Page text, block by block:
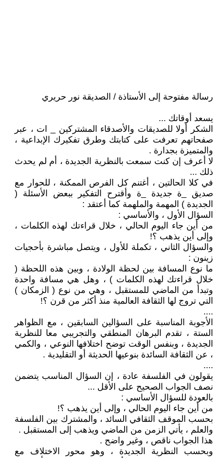
رسالة مفتوحة إلى الأستاذة / الصديقة نور حريري
يسعد أوقاتك ...
الشكر أولا للصديقات والأصدقاء المشتركين _ ات ، عبر
صفحاتهم تعرفت على كتابتك وطرق تفكيرك الإبداعية ،
والمتميزة بجدارة .
لا أعرف إن كنت سمعت بالنظرية الجديدة ، أم لم يحدث
ذلك ...
في كلا الحالتين ، أغتنم كل الفرص الممكنة ، للحوار مع
صديق _ة جديدة _ة وأقترح التفكير ببعض الأسئلة (
الجديدة ) المهمة والملهمة كما أعتقد :
السؤال الأول ، والأساسي :
من أين جاء اليوم الحالي ، خلال قراءتك لهذه الكلمات ،
وإلى أين يذهب ؟!
والسؤال الثاني ، تكملة للأول ، ويتصل مباشرة بأحجيات
زينون :
ما نوع المسافة بين لحظة الولادة ، وبين هذه اللحظة (
خلال قراءتك لهذه الكلمات ) ، وهل هي مسافة واحدة
وتبدأ من الماضي للمستقبل ، وهي من نوع ( الزمكان )
التي تروج لها الثقافة العالمية منذ أكثر من قرن ؟!
....
الأجوبة المناسبة على السؤالين السابقين ، مع الظواهر
الستة ، تقدم البرهان المنطقي والتجريبي معا للنظرية
الجديدة ، وبنفس الوقت توضح اختلافها النوعي ، والكمي
، عن الثقافة السائدة بنوعيها الحديثة أو التقليدية .
....
يقولون في الفلسفة عادة ، إن السؤال المناسب يتضمن
نصف الجواب الصحيح على الأقل ...
بالعودة للسؤال الأساسي :
من أين جاء اليوم الحالي ، وإلى أين يذهب ؟!
بحسب الموقف الثقافي السائد ، والمشترك بين الفلسفة
والعلم ، يأتي الزمن من الماضي ويذهب إلى المستقبل .
هذا الجواب ناقص ، وغير واضح .
وبحسب النظرية الجديدة ، وهو محور الاختلاف مع